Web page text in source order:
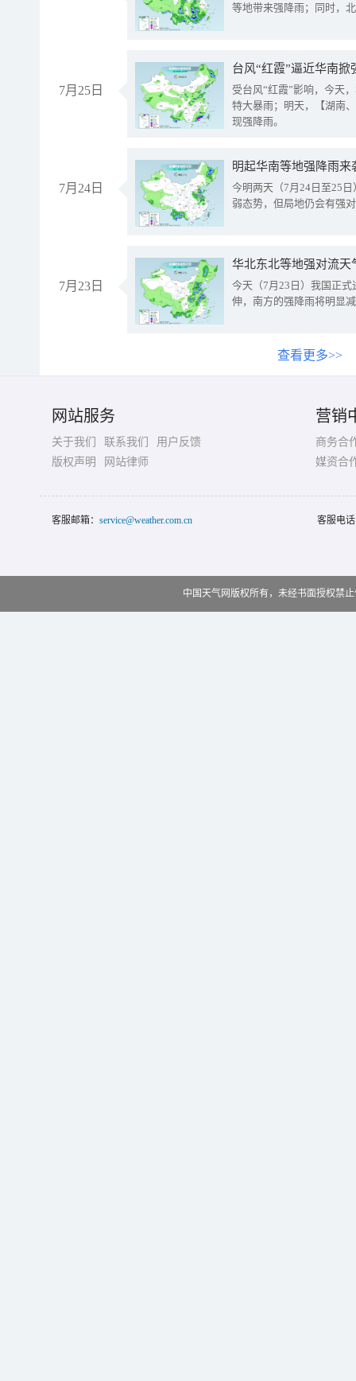
等地带来强降雨；同时，
7月25日
台风“红霞”逼近华南
受台风“红霞”影响，今天
特大暴雨；明天，【湖南
现强降雨。
7月24日
明起华南等地强降雨
今明两天（7月24日至25
弱态势，但局地仍会有强
7月23日
华北东北等地强对流天
今天（7月23日）我国正
伸，南方的强降雨将明显
查看更多>>
网站服务
关于我们 联系我们
用户反馈
版权声明
网站律师
营销
商务合
媒资合
客服邮箱： service@weather.com.cn 客服电
中国天气网版权所有，未经书面授权